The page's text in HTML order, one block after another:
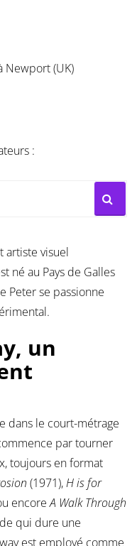
Newport (UK)
:
artiste visuel
né au Pays de Galles
Peter se passionne
un
dans le court-métrage
par tourner
toujours en format
(1971),H is for
encoreA Walk Through
qui dure une
est employé comme